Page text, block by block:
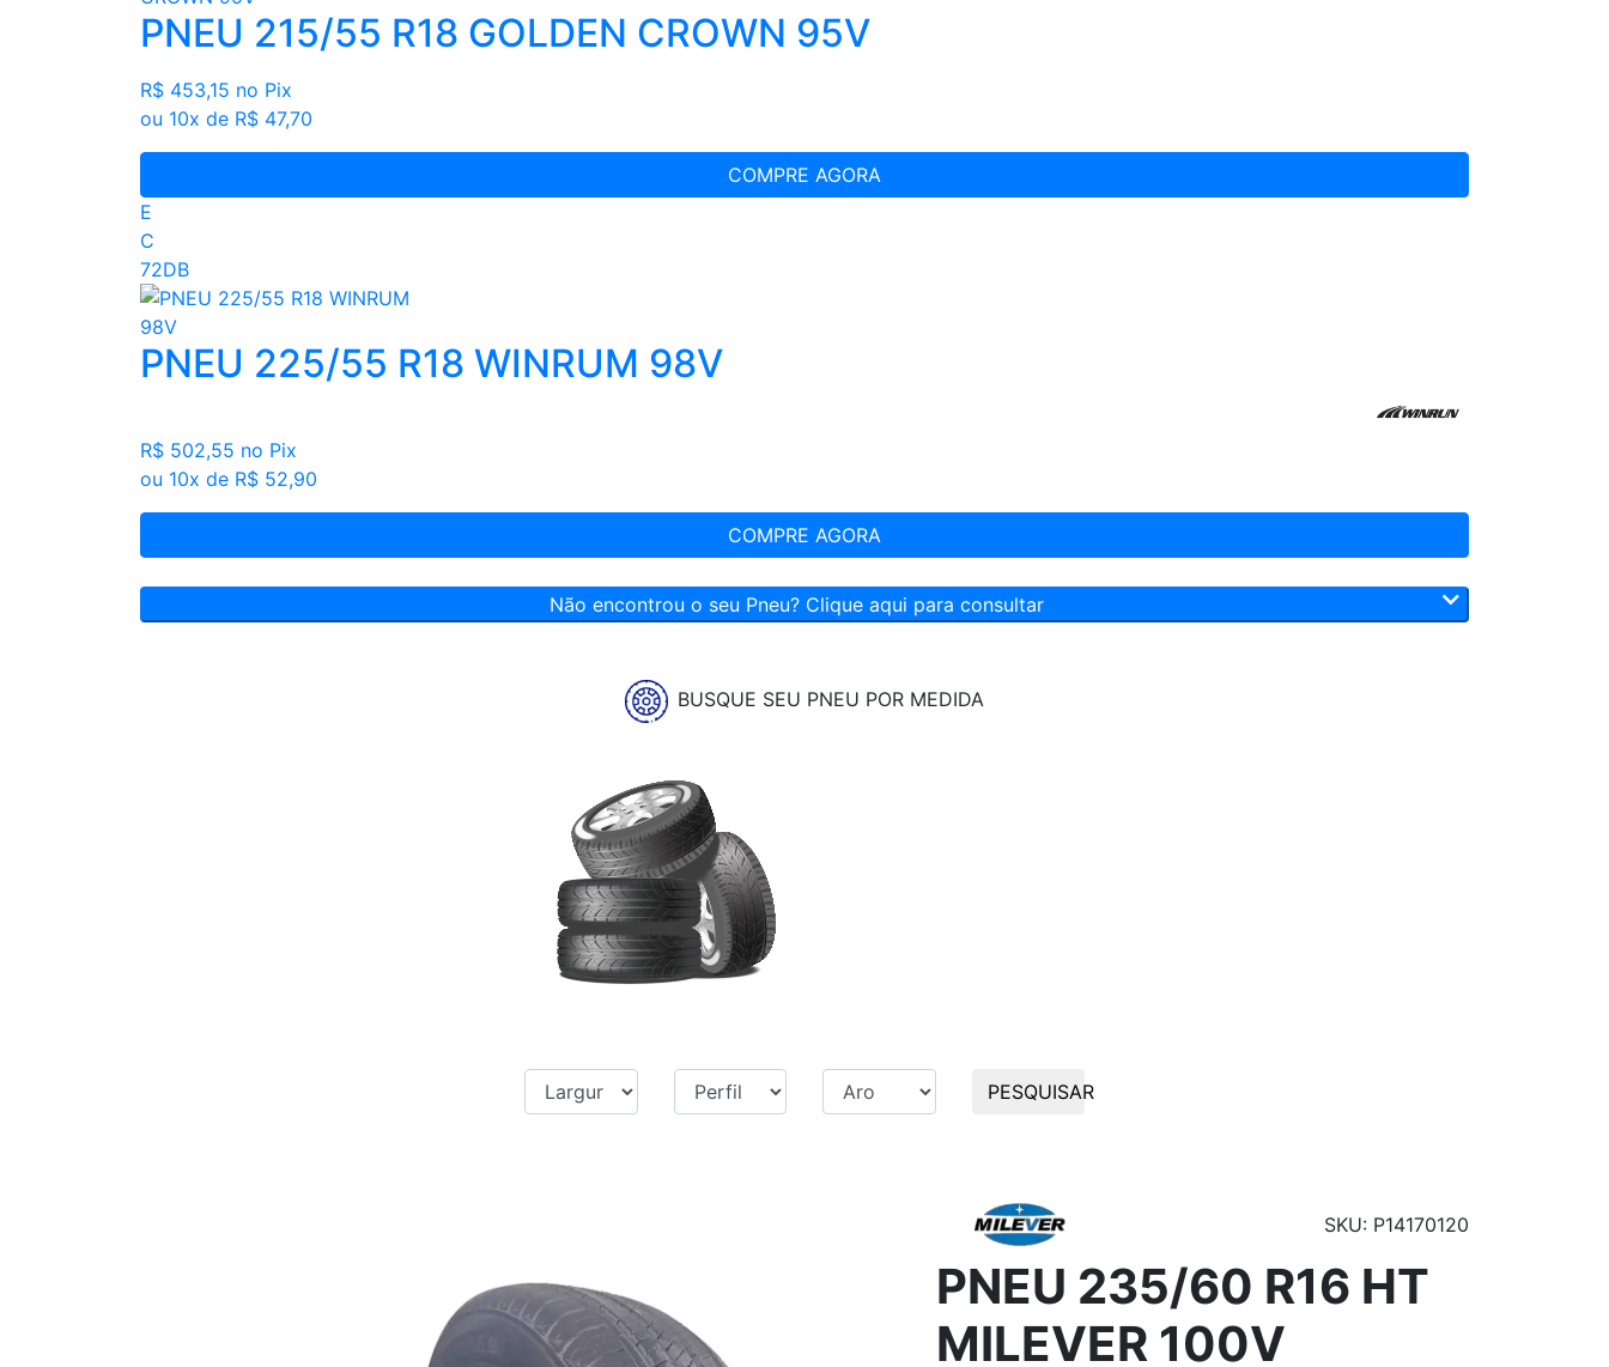
PNEU 215/55 R18 GOLDEN CROWN 95V
R$ 453,15 no Pix
ou 10x de R$ 47,70
COMPRE AGORA
E
C
72DB
PNEU 225/55 R18 WINRUM 98V
R$ 502,55 no Pix
ou 10x de R$ 52,90
COMPRE AGORA
Não encontrou o seu Pneu? Clique aqui para consultar
BUSQUE SEU PNEU POR MEDIDA
PESQUISAR
SKU: P14170120
PNEU 235/60 R16 HT
MILEVER 100V